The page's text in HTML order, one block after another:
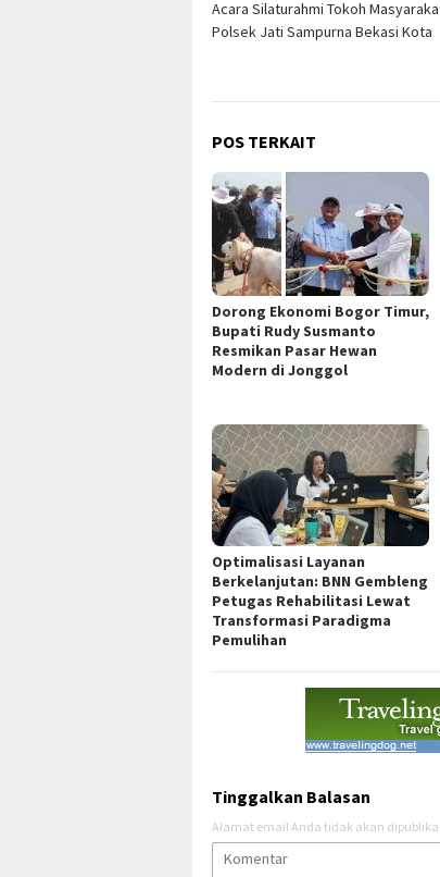
pos
Acara Silaturahmi Tokoh
Polsek Jati Sampurna Bekasi Kota
POS TERKAIT
Dorong Ekonomi Bogor Timur,
Bupati Rudy Susmanto
Resmikan Pasar Hewan
Modern di Jonggol
Optimalisasi Layanan
Berkelanjutan: BNN Gembleng
Petugas Rehabilitasi Lewat
Transformasi Paradigma
Pemulihan
Tinggalkan Balasan
Alamat email Anda tidak akan